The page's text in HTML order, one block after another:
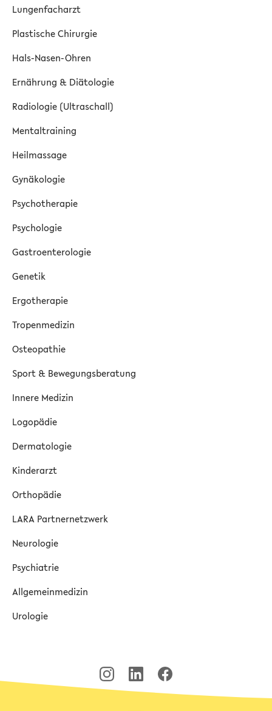
Lungenfacharzt
Plastische Chirurgie
Hals-Nasen-Ohren
Ernährung & Diätologie
Radiologie (Ultraschall)
Mentaltraining
Heilmassage
Gynäkologie
Psychotherapie
Psychologie
Gastroenterologie
Genetik
Ergotherapie
Tropenmedizin
Osteopathie
Sport & Bewegungsberatung
Innere Medizin
Logopädie
Dermatologie
Kinderarzt
Orthopädie
LARA Partnernetzwerk
Neurologie
Psychiatrie
Allgemeinmedizin
Urologie